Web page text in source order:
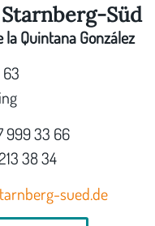
Süd
Quintana González
999 33 66
38 34
sued.de